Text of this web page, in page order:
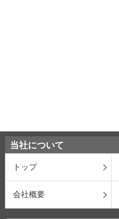
当社について
トップ
会社概要